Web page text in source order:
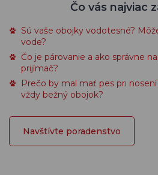
Čo vás najviac
Sú vaše obojky vodotesné?
vode?
Čo je párovanie a ako správne
prijímač?
Prečo by mal mať pes pri
vždy bežný obojok?
Navštívte poradenstvo